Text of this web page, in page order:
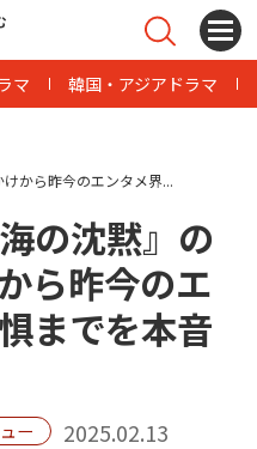
マ 韓国・アジアドラマ
から昨今のエンタメ界...
の沈黙』の
ら昨今のエ
までを本音
ー 2025.02.13